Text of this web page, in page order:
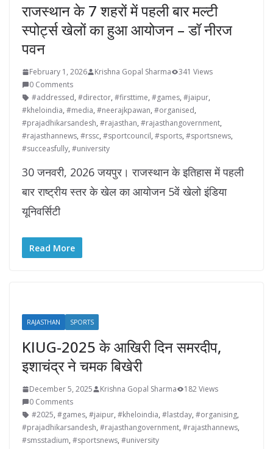
राजस्थान के 7 शहरों में पहली बार मल्टी
स्पोर्ट्स खेलों का हुआ आयोजन – डॉ नीरज
पवन
February 1, 2026 Krishna Gopal Sharma
341 Views
0 Comments
#addressed, #director, #firsttime, #games, #jaipur,
#kheloindia, #media, #neerajkpawan, #organised,
#prajadhikarsandesh, #rajasthan, #rajasthangovernment,
#rajasthannews, #rssc, #sportcouncil, #sports, #sportsnews,
#succeasfully, #university
30 जनवरी, 2026 जयपुर। राजस्थान के इतिहास में पहली
बार राष्ट्रीय स्तर के खेल का आयोजन 5वें खेलो इंडिया
यूनिवर्सिटी
Read More
RAJASTHAN SPORTS
KIUG-2025 के आखिरी दिन समरदीप,
इशाचंद्र ने चमक बिखेरी
December 5, 2025 Krishna Gopal Sharma
182 Views
0 Comments
#2025, #games, #jaipur, #kheloindia, #lastday, #organising,
#prajadhikarsandesh, #rajasthangovernment, #rajasthannews,
#smsstadium, #sportsnews, #university